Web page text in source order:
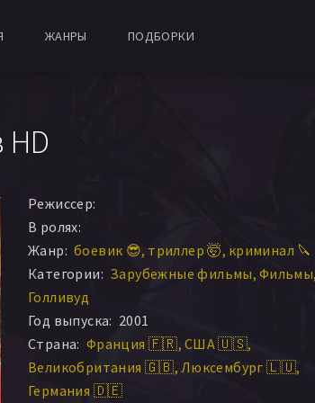
ЖАНРЫ ПОДБОРКИ
Режиссер:
В ролях:
Жанр: боевик 😎 триллер 🤯 криминал 🔪
Категории: Зарубежные фильмы Фильмы
Голливуд
Год выпуска: 2001
Страна: Франция 🇫🇷 США 🇺🇸
Великобритания 🇬🇧 Люксембург 🇱🇺
Германия 🇩🇪